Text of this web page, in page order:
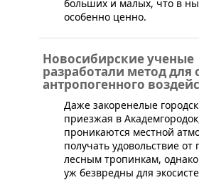
больших и малых, что в
особенно ценно.
Новосибирские ученые
разработали метод для
антропогенного
​Даже закоренелые
приезжая в
проникаются местной
получать удовольствие
лесным тропинкам,
уж безвредны для